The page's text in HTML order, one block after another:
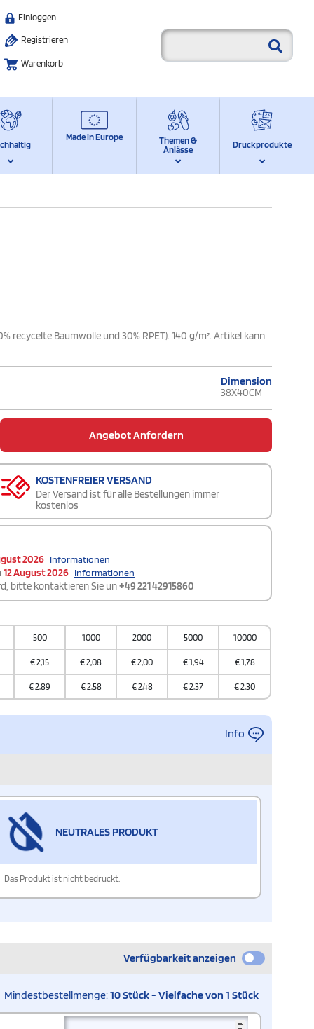
Einloggen
Registrieren
Warenkorb
Made in Europe
Themen &
Anlässe
Druckprodukte
recycelte Baumwolle und 30% RPET). 140 g/m². Artikel kann
Dimension
38X40CM
Angebot Anfordern
KOSTENFREIER VERSAND
Der Versand ist für alle Bestellungen immer
kostenlos
2026 Informationen
12 August 2026 Informationen
bitte kontaktieren Sie un+49 221 42915860
500 1000 2000 5000 10000
€2,15 €2,08 €2,00 €1,94 €1,78
€2,89 €2,58 €2,48 €2,37 €2,30
Info
NEUTRALES PRODUKT
Das Produkt ist nicht bedruckt.
Verfügbarkeit anzeigen
Mindestbestellmenge:10 Stück - Vielfache von 1 Stück